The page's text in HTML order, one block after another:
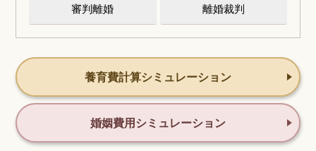
審判離婚 離婚裁判
養育費計算シミュレーション
婚姻費用シミュレーション